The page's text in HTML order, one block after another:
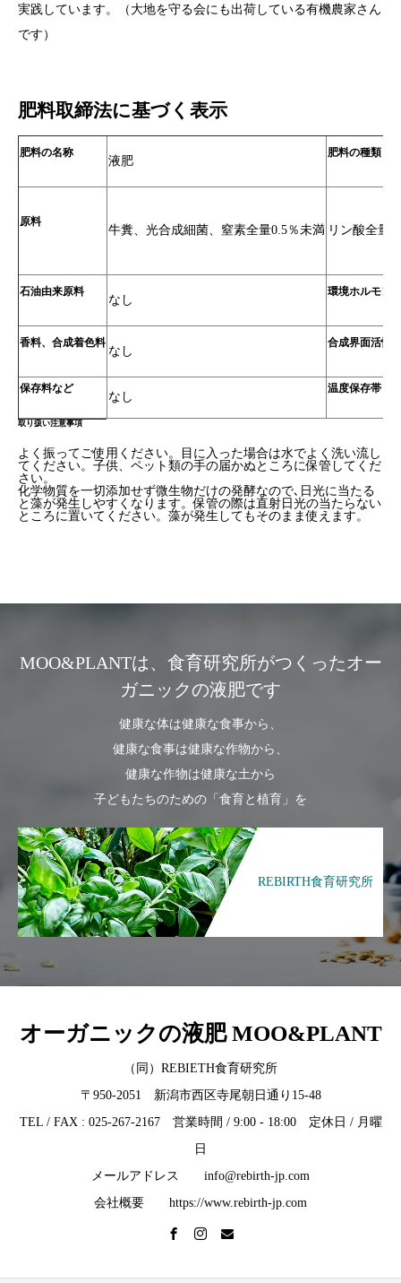
実践しています。（大地を守る会にも出荷している有機農家さん
です）
肥料取締法に基づく表示
肥料の名称
液肥
肥料の種類
原料
牛糞、光合成細菌、窒素全量0.5％未満 リン酸全量
石油由来原料
なし
環境ホルモン
香料、合成着色料
なし
合成界面活性
保存料など
なし
温度保存帯
取り扱い注意事項
よく振ってご使用ください。目に入った場合は水でよく洗い流し
てください。子供、ペット類の手の届かぬところに保管してくだ
さい。
化学物質を一切添加せず微生物だけの発酵なので､日光に当たる
と藻が発生しやすくなります。保管の際は直射日光の当たらない
ところに置いてください。藻が発生してもそのまま使えます。
MOO&PLANTは、食育研究所がつくったオー
ガニックの液肥です
健康な体は健康な食事から、
健康な食事は健康な作物から、
健康な作物は健康な土から
子どもたちのための「食育と植育」を
REBIRTH食育研究所
オーガニックの液肥 MOO&PLANT
（同）REBIETH食育研究所
〒950-2051 新潟市西区寺尾朝日通り15-48
TEL / FAX : 025-267-2167 営業時間 / 9:00 - 18:00 定休日 / 月曜
日
メールアドレス info@rebirth-jp.com
会社概要 https://www.rebirth-jp.com